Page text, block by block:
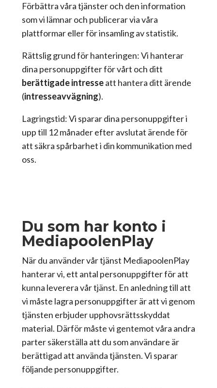
Förbättra våra tjänster och den information
som vi lämnar och publicerar via våra
plattformar eller för insamling av statistik.
Rättslig grund för hanteringen: Vi hanterar
dina personuppgifter för vårt och ditt
berättigade intresseatt hantera ditt ärende
(intresseavvägning).
Lagringstid: Vi sparar dina personuppgifter i
upp till 12 månader efter avslutat ärende för
att säkra spårbarhet i din kommunikation med
oss.
Du som har konto i
MediapoolenPlay
När du använder vår tjänst MediapoolenPlay
hanterar vi, ett antal personuppgifter för att
kunna leverera vår tjänst. En anledning till att
vi måste lagra personuppgifter är att vi genom
tjänsten erbjuder upphovsrättsskyddat
material. Därför måste vi gentemot våra andra
parter säkerställa att du som användare är
berättigad att använda tjänsten. Vi sparar
följande personuppgifter.